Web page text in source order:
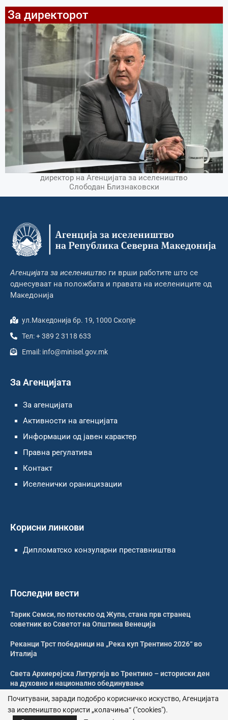
За директорот
директор на Агенцијата за иселеништво
Слободан Близнаковски
Агенцијата за иселеништво ги врши работите што се
однесуваат на положбата и правата на иселениците од
Македонија
ул.Македонија бр. 19, 1000 Скопје
Тел: + 389 2 3118 633
Email: info@minisel.gov.mk
За Агенцијата
За агенцијата
Активности на агенцијата
Информации од јавен карактер
Правна регулатива
Контакт
Иселенички ораницизации
Корисни линкови
Дипломатско конзуларни преставништва
Последни вести
Тарик Семси, по потекло од Жупа, стана прв странец
советник во Советот на Општина Венеција
Реканци Трст победници на „Река куп Трентино 2026“ во
Италија
Света Архиерејска Литургија во Трентино – историски ден
на духовно и национално обединување
Започна изградбата на македонската православна црква
во Берлин – храм на верата, надежта и љубовта
Почитувани, заради подобро корисничко искуство, Агенцијата
за иселеништво користи „колачиња“ ("cookies").